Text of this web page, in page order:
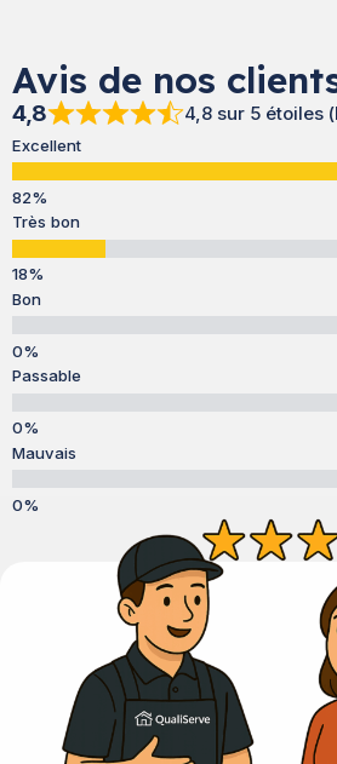
Avis de nos
4,8 4,8 sur 5 étoiles
Excellent
Très bon
Bon
Passable
Mauvais